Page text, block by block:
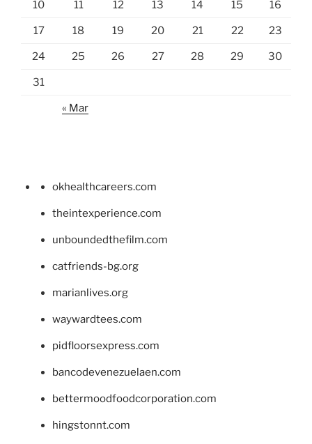
10 11 12 13 14 15 16
17 18 19 20 21 22 23
24 25 26 27 28 29 30
31
« Mar
okhealthcareers.com
theintexperience.com
unboundedthefilm.com
catfriends-bg.org
marianlives.org
waywardtees.com
pidfloorsexpress.com
bancodevenezuelaen.com
bettermoodfoodcorporation.com
hingstonnt.com